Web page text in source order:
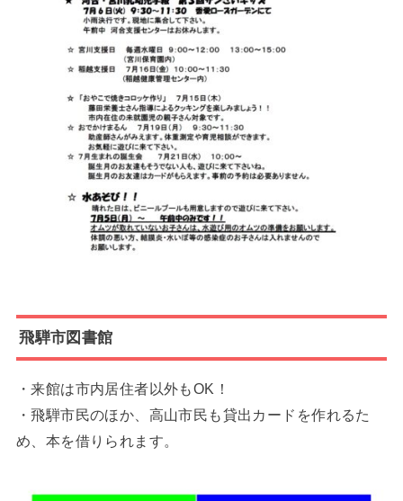
飛騨市図書館
・来館は市内居住者以外もOK！
・飛騨市民のほか、高山市民も貸出カードを作れるた
め、本を借りられます。